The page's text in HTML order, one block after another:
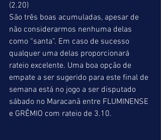
(2.20)
São três boas acumuladas, apesar de
não considerarmos nenhuma delas
como “santa”. Em caso de sucesso
qualquer uma delas proporcionará
rateio excelente. Uma boa opção de
empate a ser sugerido para este final de
semana está no jogo a ser disputado
sábado no Maracanã entre FLUMINENSE
e GRÊMIO com rateio de 3.10.